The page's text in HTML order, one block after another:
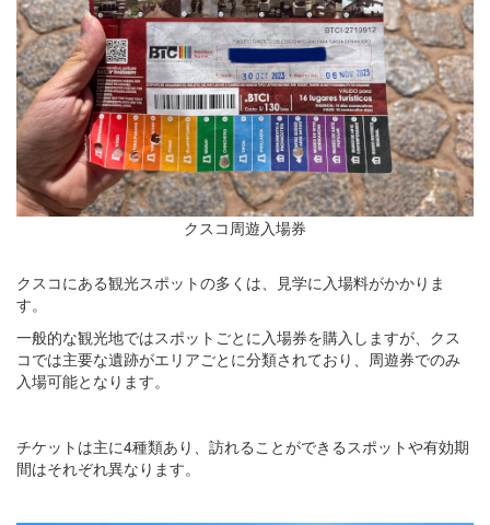
クスコ周遊入場券
クスコにある観光スポットの多くは、見学に入場料がかかりま
す。
一般的な観光地ではスポットごとに入場券を購入しますが、クス
コでは主要な遺跡がエリアごとに分類されており、周遊券でのみ
入場可能となります。
チケットは主に4種類あり、訪れることができるスポットや有効期
間はそれぞれ異なります。